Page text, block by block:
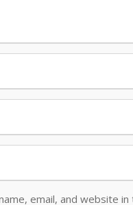
email, and website in